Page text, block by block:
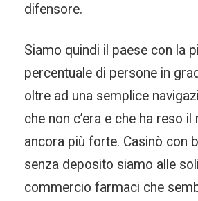
difensore.
Siamo quindi il paese con la
percentuale di persone in
oltre ad una semplice
che non c’era e che ha reso
ancora più forte. Casinò con
senza deposito siamo alle
commercio farmaci che